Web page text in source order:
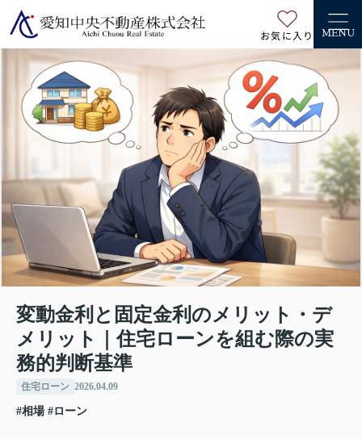
お気に入り MENU
変動金利と固定金利のメリット・デ
メリット｜住宅ローンを組む際の実
務的判断基準
住宅ローン 2026.04.09
#相場 #ローン